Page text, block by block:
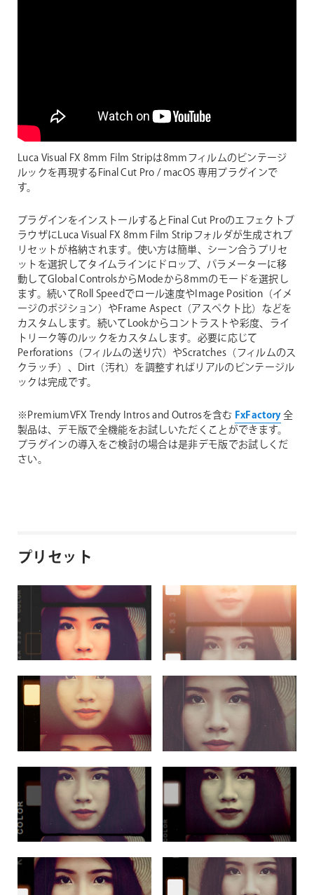
Luca Visual FX 8mm Film Stripは8mmフィルムのビンテージ
ルックを再現するFinal Cut Pro / macOS 専用プラグインで
す。
プラグインをインストールするとFinal Cut Proのエフェクトブ
ラウザにLuca Visual FX 8mm Film Stripフォルダが生成されプ
リセットが格納されます。使い方は簡単、シーン合うプリセ
ットを選択してタイムラインにドロップ、パラメーターに移
動してGlobal ControlsからModeから8mmのモードを選択し
ます。続いてRoll Speedでロール速度やImage Position（イメ
ージのポジション）やFrame Aspect（アスペクト比）などを
カスタムします。続いてLookからコントラストや彩度、ライ
トリーク等のルックをカスタムします。必要に応じて
Perforations（フィルムの送り穴）やScratches（フィルムのス
クラッチ）、Dirt（汚れ）を調整すればリアルのビンテージル
ックは完成です。
※PremiumVFX Trendy Intros and Outrosを含む FxFactory全
製品は、デモ版で全機能をお試しいただくことができます。
プラグインの導入をご検討の場合は是非デモ版でお試しくだ
さい。
プリセット